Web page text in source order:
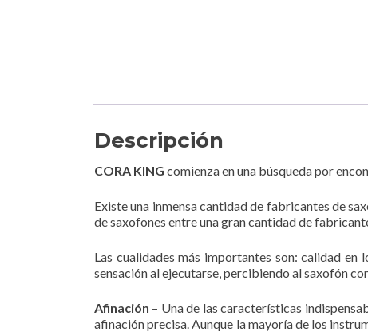
Descripción
CORA KING comienza en una búsqueda por
Existe una inmensa cantidad de fabricantes de
de saxofones entre una gran cantidad de
Las cualidades más importantes son: calidad
sensación al ejecutarse, percibiendo al saxofón
Afinación – Una de las características
afinación precisa. Aunque la mayoría de los